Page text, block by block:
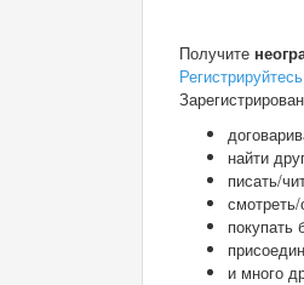
Получите
Регистрируйтесь
найти
писать/
покупать
и много